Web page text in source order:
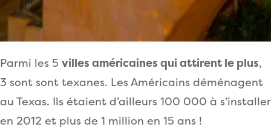
Parmi les 5 villes américaines qui attirent le plus,
3 sont sont texanes. Les Américains déménagent
au Texas. Ils étaient d’ailleurs 100 000 à s’installer
en 2012 et plus de 1 million en 15 ans !